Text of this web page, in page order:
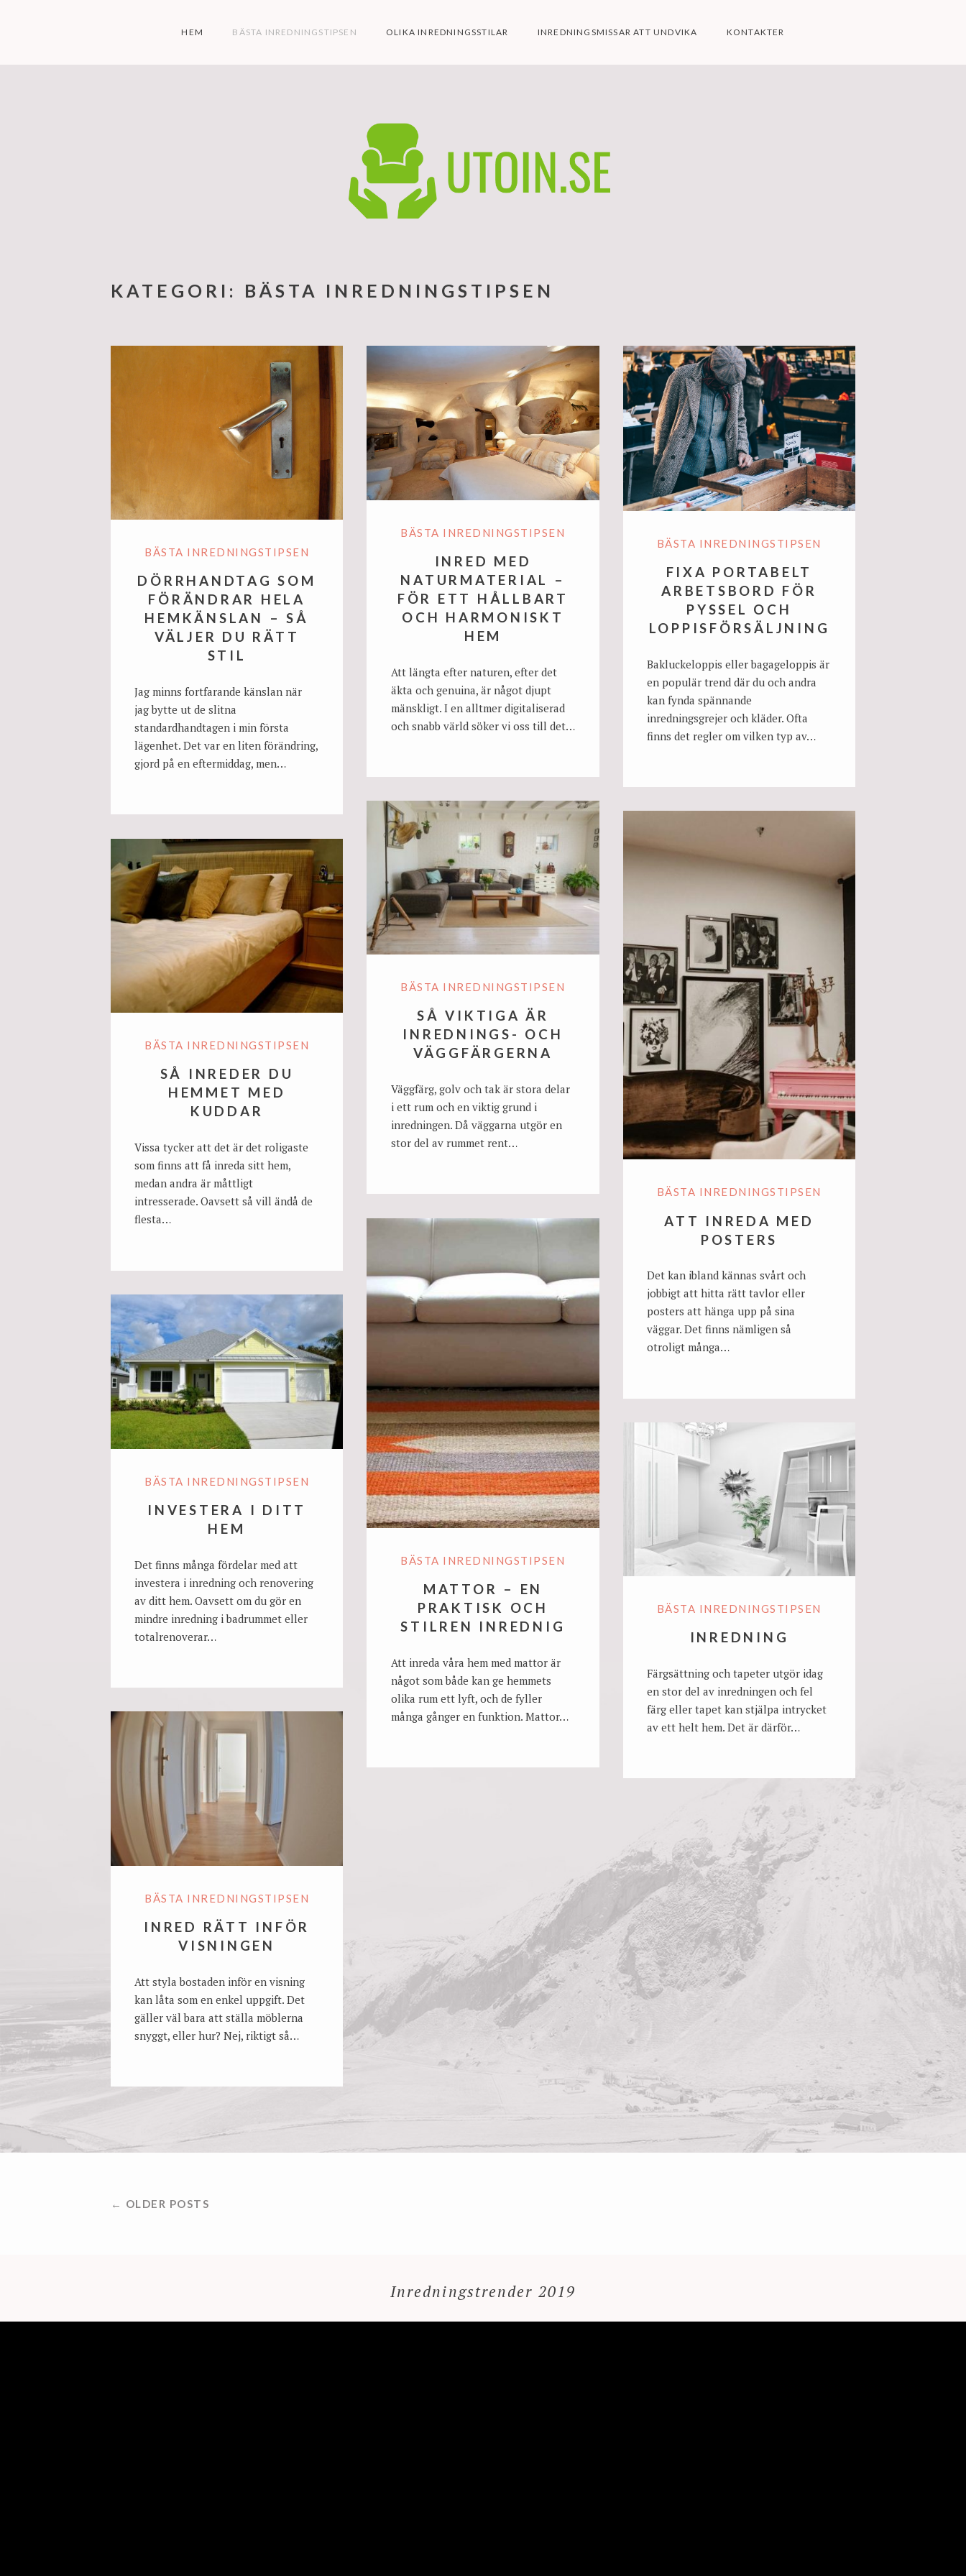
HEM BÄSTA INREDNINGSTIPSEN OLIKA INREDNINGSSTILAR INREDNINGSMISSAR ATT UNDVIKA KONTAKTER
KATEGORI: BÄSTA INREDNINGSTIPSEN
BÄSTA INREDNINGSTIPSEN
DÖRRHANDTAG SOM
FÖRÄNDRAR HELA
HEMKÄNSLAN – SÅ
VÄLJER DU RÄTT
STIL
Jag minns fortfarande känslan när
jag bytte ut de slitna
standardhandtagen i min första
lägenhet. Det var en liten förändring,
gjord på en eftermiddag, men…
BÄSTA INREDNINGSTIPSEN
INRED MED
NATURMATERIAL –
FÖR ETT HÅLLBART
OCH HARMONISKT
HEM
Att längta efter naturen, efter det
äkta och genuina, är något djupt
mänskligt. I en alltmer digitaliserad
och snabb värld söker vi oss till det…
BÄSTA INREDNINGSTIPSEN
FIXA PORTABELT
ARBETSBORD FÖR
PYSSEL OCH
LOPPISFÖRSÄLJNING
Bakluckeloppis eller bagageloppis är
en populär trend där du och andra
kan fynda spännande
inredningsgrejer och kläder. Ofta
finns det regler om vilken typ av…
BÄSTA INREDNINGSTIPSEN
SÅ VIKTIGA ÄR
INREDNINGS- OCH
VÄGGFÄRGERNA
Väggfärg, golv och tak är stora delar
i ett rum och en viktig grund i
inredningen. Då väggarna utgör en
stor del av rummet rent…
BÄSTA INREDNINGSTIPSEN
ATT INREDA MED
POSTERS
Det kan ibland kännas svårt och
jobbigt att hitta rätt tavlor eller
posters att hänga upp på sina
väggar. Det finns nämligen så
otroligt många…
BÄSTA INREDNINGSTIPSEN
SÅ INREDER DU
HEMMET MED
KUDDAR
Vissa tycker att det är det roligaste
som finns att få inreda sitt hem,
medan andra är måttligt
intresserade. Oavsett så vill ändå de
flesta…
BÄSTA INREDNINGSTIPSEN
MATTOR – EN
PRAKTISK OCH
STILREN INREDNIG
Att inreda våra hem med mattor är
något som både kan ge hemmets
olika rum ett lyft, och de fyller
många gånger en funktion. Mattor…
BÄSTA INREDNINGSTIPSEN
INVESTERA I DITT
HEM
Det finns många fördelar med att
investera i inredning och renovering
av ditt hem. Oavsett om du gör en
mindre inredning i badrummet eller
totalrenoverar…
BÄSTA INREDNINGSTIPSEN
INREDNING
Färgsättning och tapeter utgör idag
en stor del av inredningen och fel
färg eller tapet kan stjälpa intrycket
av ett helt hem. Det är därför…
BÄSTA INREDNINGSTIPSEN
INRED RÄTT INFÖR
VISNINGEN
Att styla bostaden inför en visning
kan låta som en enkel uppgift. Det
gäller väl bara att ställa möblerna
snyggt, eller hur? Nej, riktigt så…
INLÄGGSNAVIGERING
← OLDER POSTS
Inredningstrender 2019